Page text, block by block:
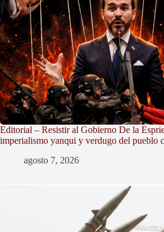
Editorial – Resistir al Gobierno De la
imperialismo yanqui y verdugo del pueblo
agosto 7, 2026